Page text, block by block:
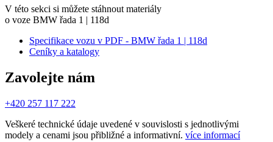
V této sekci si můžete stáhnout materiály
o voze BMW řada 1 | 118d
Specifikace vozu v PDF - BMW řada 1 | 118d
Ceníky a katalogy
Zavolejte nám
+420 257 117 222
Veškeré technické údaje uvedené v souvislosti s jednotlivými
modely a cenami jsou přibližné a informativní. více informací